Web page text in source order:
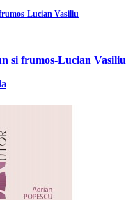
Lucian Vasiliu
si frumos-Lucian Vasiliu